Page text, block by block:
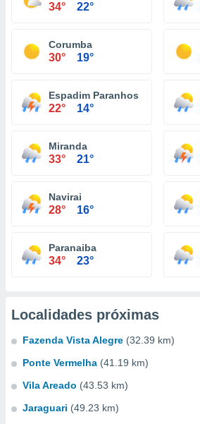
34° 22°
Corumba
30° 19°
Espadim Paranhos
22° 14°
Miranda
33° 21°
Navirai
28° 16°
Paranaiba
34° 23°
Localidades próximas
Fazenda Vista Alegre (32.39 km)
Ponte Vermelha (41.19 km)
Vila Areado (43.53 km)
Jaraguari (49.23 km)